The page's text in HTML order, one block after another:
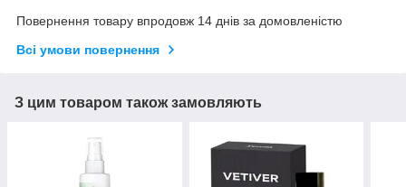
Повернення товару впродовж 14 днів за домовленістю
Всі умови повернення
З цим товаром також замовляють